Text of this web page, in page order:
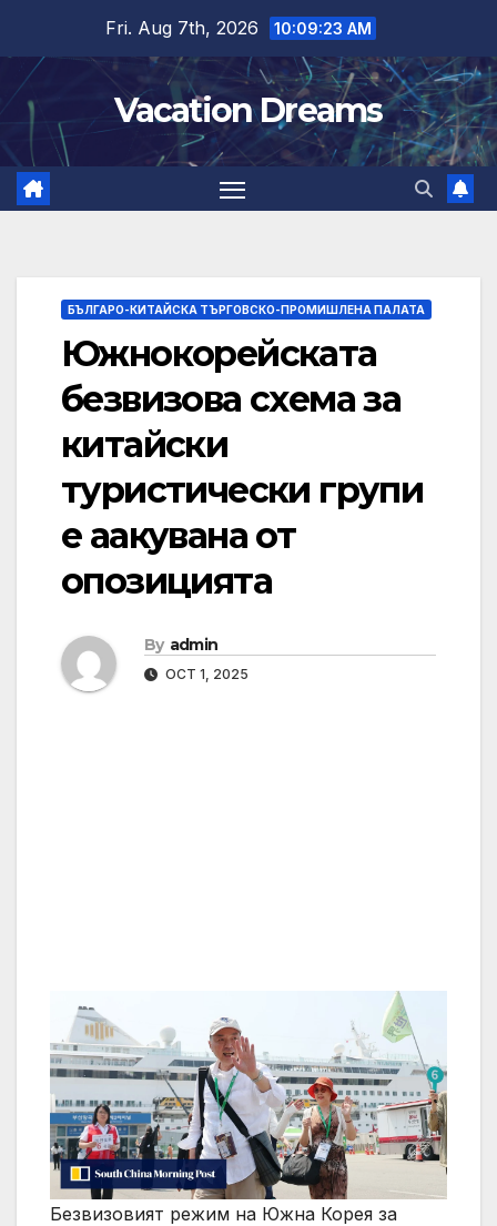
content
Fri. Aug 7th, 2026 10:09:24 AM
Vacation Dreams
БЪЛГАРО-КИТАЙСКА ТЪРГОВСКО-ПРОМИШЛЕНА ПАЛАТА
Южнокорейската
безвизова схема за
китайски
туристически групи
е аакувана от
опозицията
By admin
OCT 1, 2025
Безвизовият режим на Южна Корея за